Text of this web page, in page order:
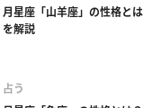
月星座「山羊座」の性格と
を解説
占う